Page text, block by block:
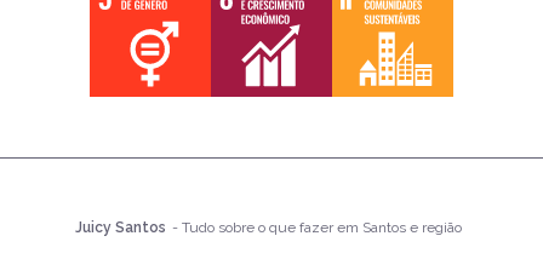
Juicy Santos - Tudo sobre o que fazer em Santos e região